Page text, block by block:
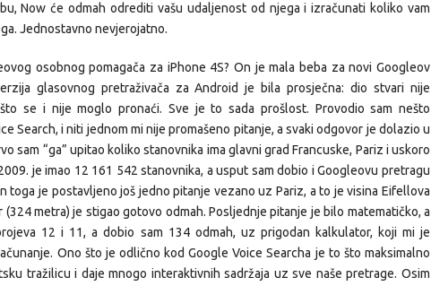
Now će odmah odrediti vašu udaljenost od njega i izračunati koliko vam
Jednostavno nevjerojatno.
osobnog pomagača za iPhone 4S? On je mala beba za novi Googleov
glasovnog pretraživača za Android je bila prosječna: dio stvari nije
se i nije moglo pronaći. Sve je to sada prošlost. Provodio sam nešto
Search, i niti jednom mi nije promašeno pitanje, a svaki odgovor je dolazio u
sam “ga” upitao koliko stanovnika ima glavni grad Francuske, Pariz i uskoro
je imao 12 161 542 stanovnika, a usput sam dobio i Googleovu pretragu
toga je postavljeno još jedno pitanje vezano uz Pariz, a to je visina Eifellova
metra) je stigao gotovo odmah. Posljednje pitanje je bilo matematičko, a
12 i 11, a dobio sam 134 odmah, uz prigodan kalkulator, koji mi je
Ono što je odlično kod Google Voice Searcha je to što maksimalno
tražilicu i daje mnogo interaktivnih sadržaja uz sve naše pretrage. Osim